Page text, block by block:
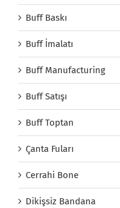
Buff Baskı
Buff İmalatı
Buff Manufacturing
Buff Satışı
Buff Toptan
Çanta Fuları
Cerrahi Bone
Dikişsiz Bandana